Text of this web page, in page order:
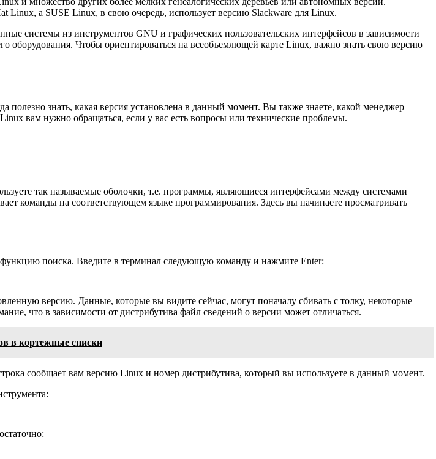
Linux, а SUSE Linux, в свою очередь, использует версию Slackware для Linux.
системы из инструментов GNU и графических пользовательских интерфейсов в зависимости
оборудования. Чтобы ориентироваться на всеобъемлющей карте Linux, важно знать свою версию
знать, какая версия установлена ​​в данный момент. Вы также знаете, какой менеджер
вам нужно обращаться, если у вас есть вопросы или технические проблемы.
так называемые оболочки, т.е. программы, являющиеся интерфейсами между системами
команды на соответствующем языке программирования. Здесь вы начинаете просматривать
поиска. Введите в терминал следующую команду и нажмите Enter:
версию. Данные, которые вы видите сейчас, могут поначалу сбивать с толку, некоторые
что в зависимости от дистрибутива файл сведений о версии может отличаться.
в кортежные списки
сообщает вам версию Linux и номер дистрибутива, который вы используете в данный момент.